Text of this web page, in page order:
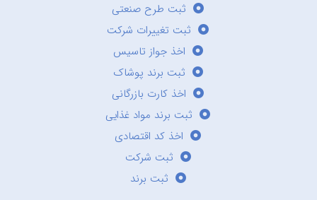
ثبت طرح صنعتی
ثبت تغییرات شرکت
اخذ جواز تاسیس
ثبت برند پوشاک
اخذ کارت بازرگانی
ثبت برند مواد غذایی
اخذ کد اقتصادی
ثبت شرکت
ثبت برند